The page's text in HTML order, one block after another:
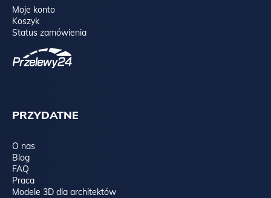
Moje konto
Koszyk
Status zamówienia
PRZYDATNE
O nas
Blog
FAQ
Praca
Modele 3D dla architektów